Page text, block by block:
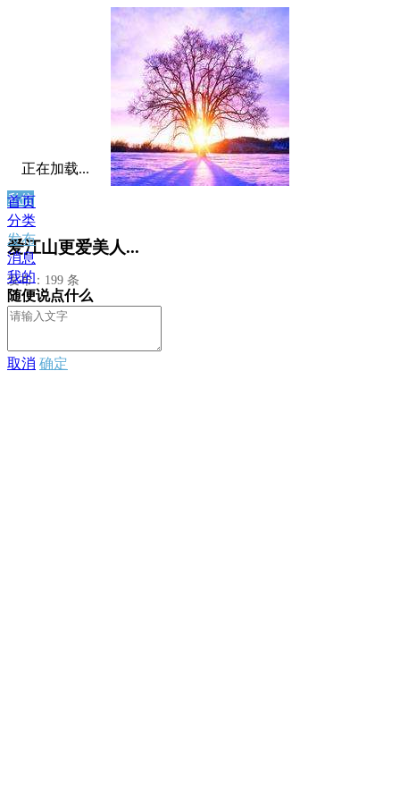
私信
爱江山更爱美人...
发布：199 条
正在加载...
首页
分类
发布
消息
我的
随便说点什么
取消 确定